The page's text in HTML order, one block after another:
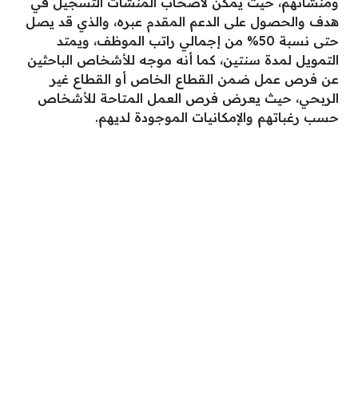
هدف والحصول على الدعم المقدم عبره، والذي قد يصل
حتى نسبة 50% من إجمالي راتب الموظف، ويمتد
التمويل لمدة سنتين، كما أنه موجه للأشخاص الباحثين
عن فرص عمل ضمن القطاع الخاص أو القطاع غير
الربحي، حيث يعرض فرص العمل المتاحة للأشخاص
حسب رغباتهم والإمكانيات الموجودة لديهم.